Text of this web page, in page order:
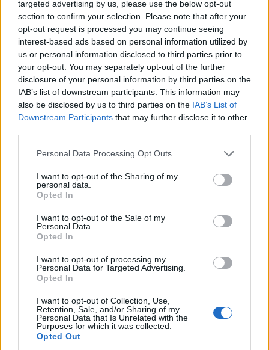
targeted advertising by us, please use the below opt-out
section to confirm your selection. Please note that after your
opt-out request is processed you may continue seeing
interest-based ads based on personal information utilized by
us or personal information disclosed to third parties prior to
your opt-out. You may separately opt-out of the further
disclosure of your personal information by third parties on the
IAB’s list of downstream participants. This information may
also be disclosed by us to third parties on the IAB’s List of
Downstream Participants that may further disclose it to other
Please note that this website/app uses one or more Google
not limited to your visit or usage behaviour. You may click to
grant or deny consent to Google and its third-party tags to
use your data for below specified purposes in below Google
consent section.
Personal Data Processing Opt Outs
I want to opt-out of the Sharing of my
personal data.
Opted In
I want to opt-out of the Sale of my
Personal Data.
Opted In
I want to opt-out of processing my
Personal Data for Targeted Advertising.
Opted In
I want to opt-out of Collection, Use,
Retention, Sale, and/or Sharing of my
Personal Data that Is Unrelated with the
Purposes for which it was collected.
Opted Out
Staff
Continua a leggere